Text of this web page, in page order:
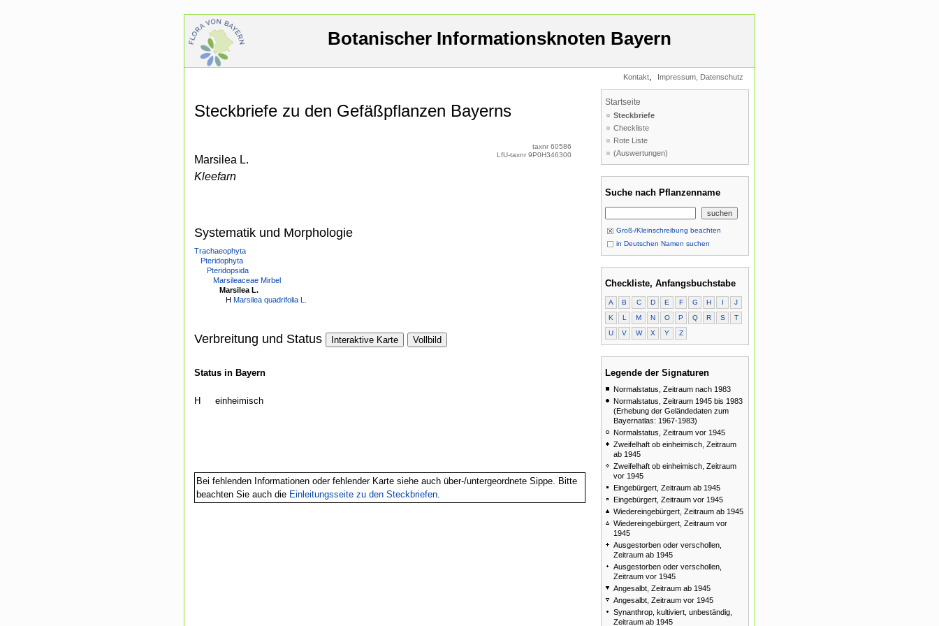
Botanischer Informationsknoten Bayern
Kontakt, Impressum, Datenschutz
Steckbriefe zu den Gefäßpflanzen Bayerns
Marsilea L.
Kleefarn
taxnr 60586
LfU-taxnr 9P0H346300
Systematik und Morphologie
Trachaeophyta
Pteridophyta
Pteridopsida
Marsileaceae Mirbel
Marsilea L.
H Marsilea quadrifolia L.
Verbreitung und Status Interaktive Karte Vollbild
Status in Bayern
H einheimisch
Bei fehlenden Informationen oder fehlender Karte siehe auch über-/untergeordnete Sippe. Bitte
beachten Sie auch die Einleitungsseite zu den Steckbriefen.
Startseite
Steckbriefe
Checkliste
Rote Liste
(Auswertungen)
Suche nach Pflanzenname
Groß-/Kleinschreibung beachten
in Deutschen Namen suchen
Checkliste, Anfangsbuchstabe
A B C D E F G H I
J
K
L M N O P Q R S
T
U
V W X Y Z
Legende der Signaturen
Normalstatus, Zeitraum nach 1983
Normalstatus, Zeitraum 1945 bis 1983
(Erhebung der Geländedaten zum
Bayernatlas: 1967-1983)
Normalstatus, Zeitraum vor 1945
Zweifelhaft ob einheimisch, Zeitraum
ab 1945
Zweifelhaft ob einheimisch, Zeitraum
vor 1945
Eingebürgert, Zeitraum ab 1945
Eingebürgert, Zeitraum vor 1945
Wiedereingebürgert, Zeitraum ab 1945
Wiedereingebürgert, Zeitraum vor
1945
Ausgestorben oder verschollen,
Zeitraum ab 1945
Ausgestorben oder verschollen,
Zeitraum vor 1945
Angesalbt, Zeitraum ab 1945
Angesalbt, Zeitraum vor 1945
Synanthrop, kultiviert, unbeständig,
Zeitraum ab 1945